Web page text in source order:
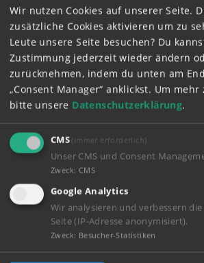
Weitere
31.07.2026
Holger, Bibi und
570
286
Wir nutzen Cookies auf unserer Seite.
zusätzliche Cookies aktivieren um zu
Leute unsere Seite besuchen? Du
Zustimmung jederzeit wieder ändern
zurücknehmen, indem du unten am
„Consent Manager“ anklickst. Um mehr
bitte unsere Datenschutzerklärung.
CMS (immer erforderlich)
Unser CMS und Consent
Zweck: CMS
Google Analytics
Wir analysieren und verbessern
Seite (IP-Adresse anonymisiert).
Zweck: Besucher-Statistiken